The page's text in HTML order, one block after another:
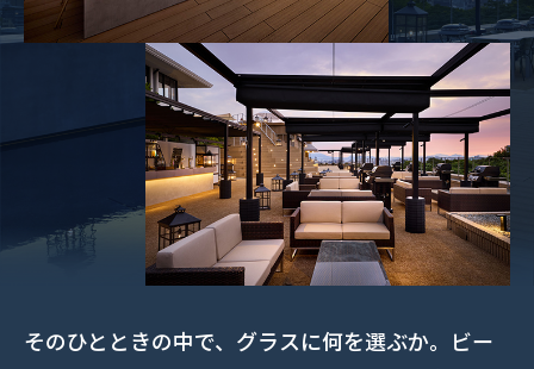
そのひとときの中で、グラスに何を選ぶか。ビー